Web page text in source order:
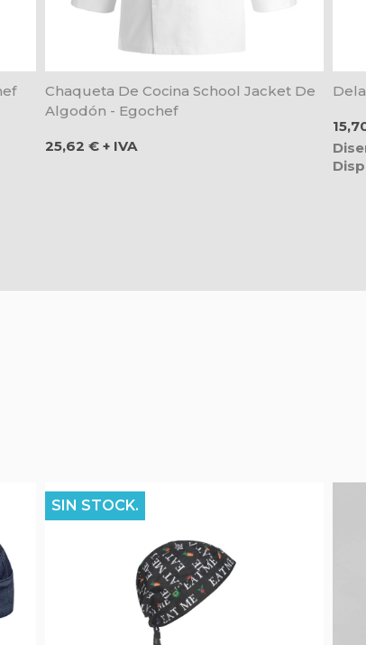
Chaqueta De Cocina School Jacket De
Algodón - Egochef
Precio
25,62 € + IVA
SIN STOCK.